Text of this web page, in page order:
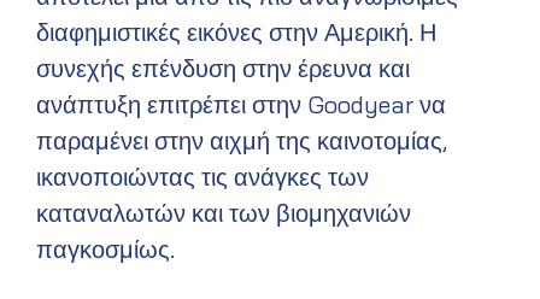
διαφημιστικές εικόνες στην Αμερική. Η
συνεχής επένδυση στην έρευνα και
ανάπτυξη επιτρέπει στην Goodyear να
παραμένει στην αιχμή της καινοτομίας,
ικανοποιώντας τις ανάγκες των
καταναλωτών και των βιομηχανιών
παγκοσμίως.